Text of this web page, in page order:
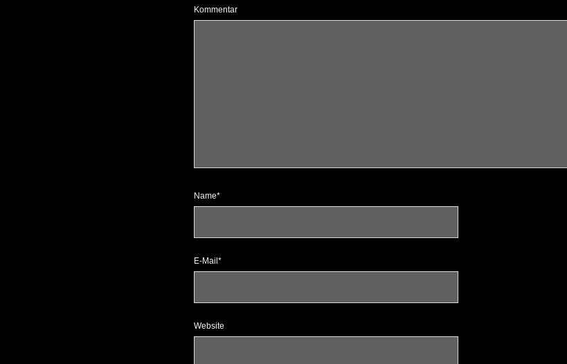
Kommentar
Name*
E-Mail*
Website